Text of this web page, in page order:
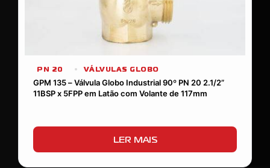
PN 20
VÁLVULAS GLOBO
GPM 135 – Válvula Globo Industrial 90º PN 20 2.1/2”
11BSP x 5FPP em Latão com Volante de 117mm
LER MAIS